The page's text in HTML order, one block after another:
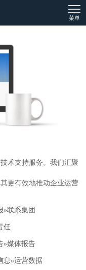
菜单
术支持服务。我们汇聚
更有效地推动企业运营
»联系集团
任
»媒体报告
息»运营数据